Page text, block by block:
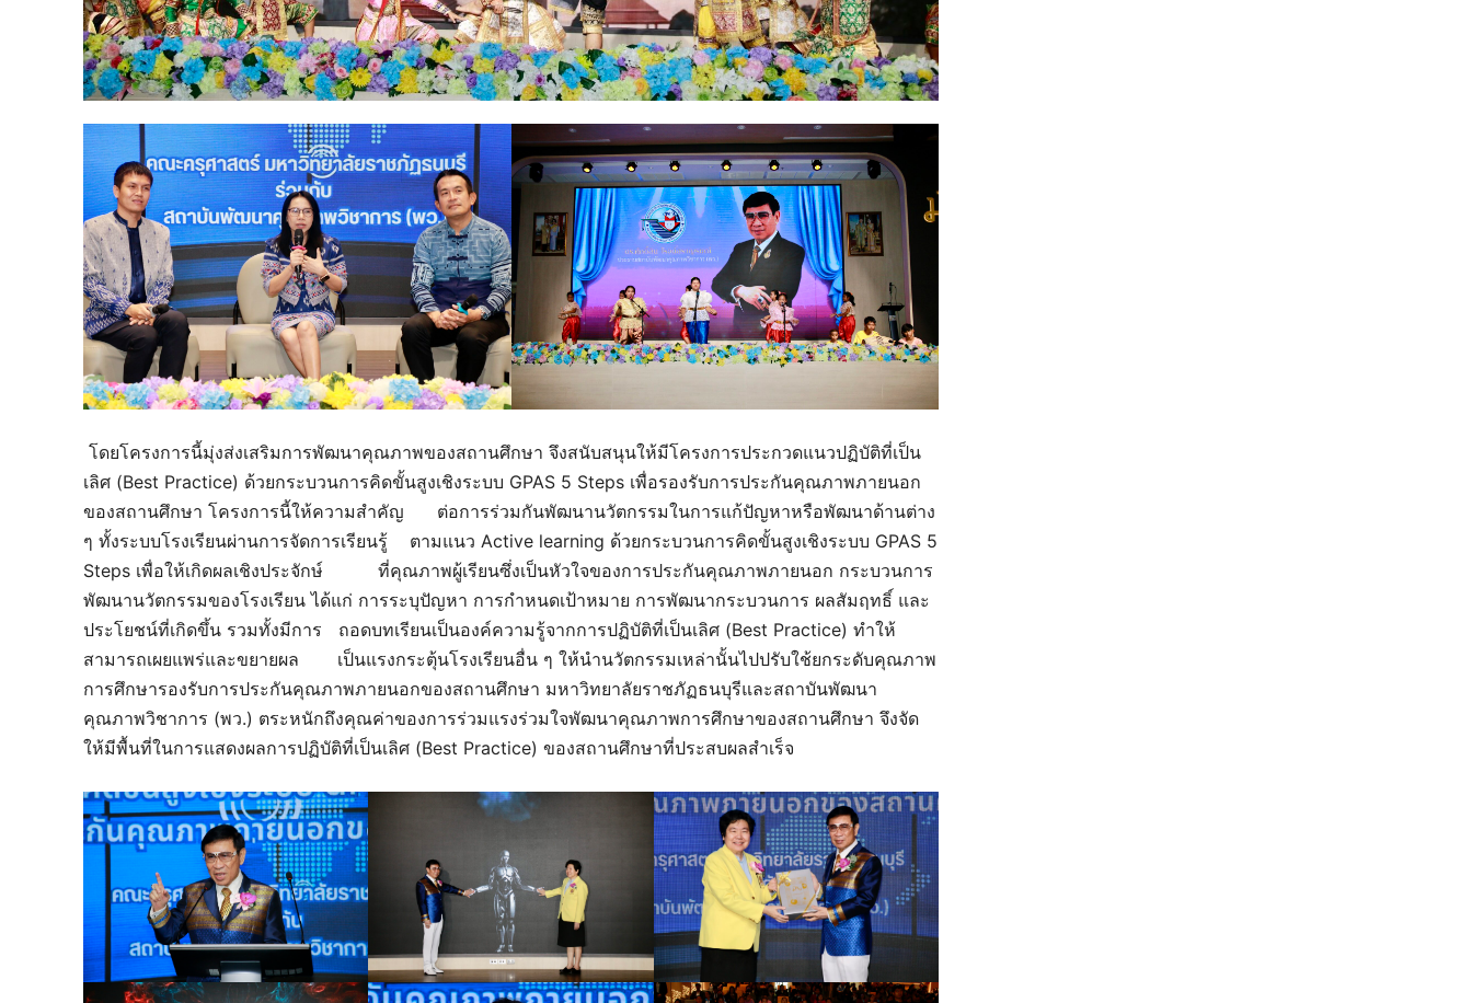
โดยโครงการนี้มุ่งส่งเสริมการพัฒนาคุณภาพของสถานศึกษา จึงสนับสนุนให้มีโครงการประกวดแนวปฏิบัติที่เป็น
เลิศ (Best Practice) ด้วยกระบวนการคิดขั้นสูงเชิงระบบ GPAS 5 Steps เพื่อรองรับการประกันคุณภาพภายนอก
ของสถานศึกษา โครงการนี้ให้ความสำคัญ ต่อการร่วมกันพัฒนานวัตกรรมในการแก้ปัญหาหรือพัฒนาด้านต่าง
ๆ ทั้งระบบโรงเรียนผ่านการจัดการเรียนรู้ ตามแนว Active learning ด้วยกระบวนการคิดขั้นสูงเชิงระบบ GPAS 5
Steps เพื่อให้เกิดผลเชิงประจักษ์ ที่คุณภาพผู้เรียนซึ่งเป็นหัวใจของการประกันคุณภาพภายนอก กระบวนการ
พัฒนานวัตกรรมของโรงเรียน ได้แก่ การระบุปัญหา การกำหนดเป้าหมาย การพัฒนากระบวนการ ผลสัมฤทธิ์ และ
ประโยชน์ที่เกิดขึ้น รวมทั้งมีการ ถอดบทเรียนเป็นองค์ความรู้จากการปฏิบัติที่เป็นเลิศ (Best Practice) ทำให้
สามารถเผยแพร่และขยายผล เป็นแรงกระตุ้นโรงเรียนอื่น ๆ ให้นำนวัตกรรมเหล่านั้นไปปรับใช้ยกระดับคุณภาพ
การศึกษารองรับการประกันคุณภาพภายนอกของสถานศึกษา มหาวิทยาลัยราชภัฏธนบุรีและสถาบันพัฒนา
คุณภาพวิชาการ (พว.) ตระหนักถึงคุณค่าของการร่วมแรงร่วมใจพัฒนาคุณภาพการศึกษาของสถานศึกษา จึงจัด
ให้มีพื้นที่ในการแสดงผลการปฏิบัติที่เป็นเลิศ (Best Practice) ของสถานศึกษาที่ประสบผลสำเร็จ